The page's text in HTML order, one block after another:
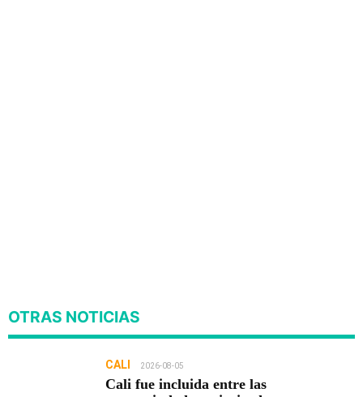
OTRAS NOTICIAS
CALI 2026-08-05
Cali fue incluida entre las